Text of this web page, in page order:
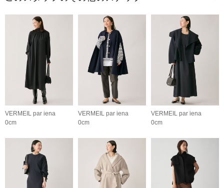
VERMEIL par iena
0cm
VERMEIL par iena
0cm
VERMEIL par iena
0cm